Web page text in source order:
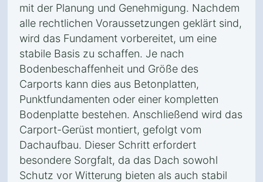
mit der Planung und Genehmigung. Nachdem
alle rechtlichen Voraussetzungen geklärt sind,
wird das Fundament vorbereitet, um eine
stabile Basis zu schaffen. Je nach
Bodenbeschaffenheit und Größe des
Carports kann dies aus Betonplatten,
Punktfundamenten oder einer kompletten
Bodenplatte bestehen. Anschließend wird das
Carport-Gerüst montiert, gefolgt vom
Dachaufbau. Dieser Schritt erfordert
besondere Sorgfalt, da das Dach sowohl
Schutz vor Witterung bieten als auch stabil